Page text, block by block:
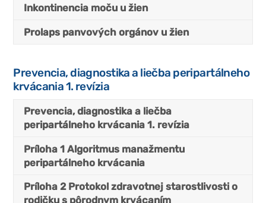
Inkontinencia moču u žien
Prolaps panvových orgánov u žien
Prevencia, diagnostika a liečba peripartálneho
krvácania 1. revízia
Prevencia, diagnostika a liečba
peripartálneho krvácania 1. revízia
Príloha 1 Algoritmus manažmentu
peripartálneho krvácania
Príloha 2 Protokol zdravotnej starostlivosti o
rodičku s pôrodnym krvácaním